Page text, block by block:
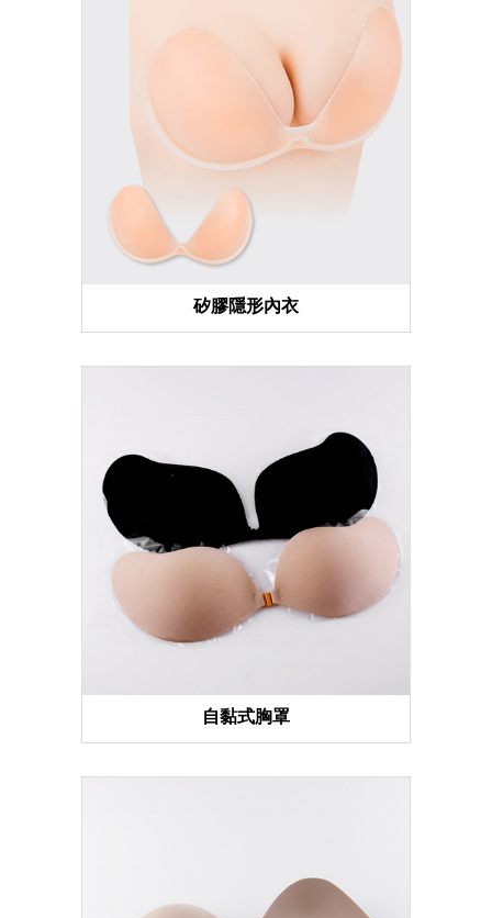
矽膠隱形內衣
自黏式胸罩